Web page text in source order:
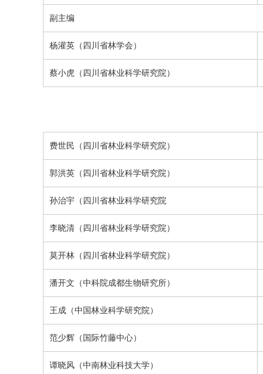
副主编
杨灌英 （四川省林学会）
蔡小虎（四川省林业科学研究院）
费世民 （四川省林业科学研究院）
郭洪英（四川省林业科学研究院）
孙治宇 （四川省林业科学研究院
李晓清 （四川省林业科学研究院）
莫开林 （四川省林业科学研究院）
潘开文（中科院成都生物研究所）
王成（中国林业科学研究院）
范少辉（国际竹藤中心）
谭晓风（中南林业科技大学）